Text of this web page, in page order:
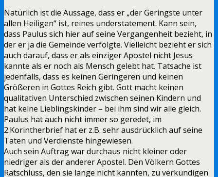
Natürlich ist die Aussage, dass er „der Geringste unter
allen Heiligen“ ist, reines understatement. Kann sein,
dass Paulus sich hier auf seine Vergangenheit bezieht, in
der er ja die Gemeinde verfolgte. Vielleicht bezieht er sich
auch darauf, dass er als einziger Apostel nicht Jesus
kannte als er noch als Mensch gelebt hat. Tatsache ist
jedenfalls, dass es keinen Geringeren und keinen
Größeren in Gottes Reich gibt. Gott macht keinen
qualitativen Unterschied zwischen seinen Kindern und
hat keine Lieblingskinder – bei ihm sind wir alle gleich.
Paulus hat auch nicht immer so geredet, im
2.Korintherbrief hat er z.B. sehr ausdrücklich auf seine
Taten und Verdienste hingewiesen.
Auch sein Auftrag war durchaus nicht kleiner oder
niedriger als der anderer Apostel. Den Völkern Gottes
Ratschluss, den sie lange nicht kannten, zu verkündigen